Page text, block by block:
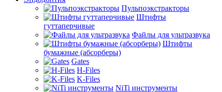
Пульпоэкстракторы
Штифты
гуттаперчивые
Файлы для ультразвука
Штифты
бумажные (абсорберы)
Gates
H-Files
K-Files
NiTi инструменты